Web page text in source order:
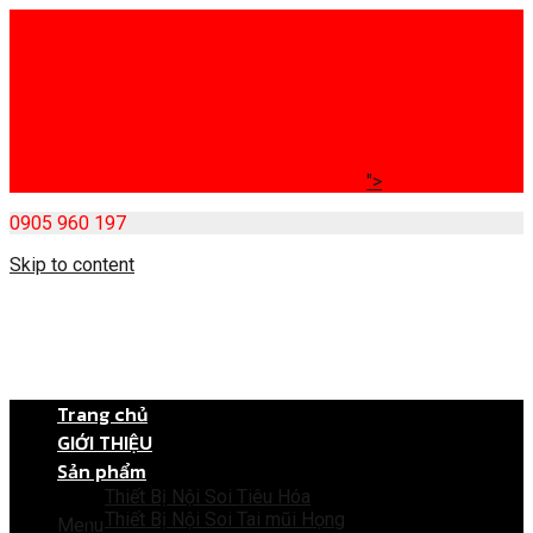
">
0905 960 197
Skip to content
Menu
Trang chủ
GIỚI THIỆU
Sản phẩm
Thiết Bị Nội Soi Tiêu Hóa
Thiết Bị Nội Soi Tai mũi Họng